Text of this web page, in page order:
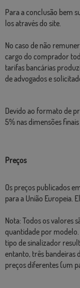
Para a conclusão bem
los através do site.
No caso de não
cargo do comprador
tarifas bancárias
de advogados e
Devido ao formato de
5% nasdimensões finais
Preços
Os preços publicados
para a União Europeia.
Nota: Todos os valores
quantidade por
tipo de sinalizador
entanto, três bandeiras
preços diferentes (um